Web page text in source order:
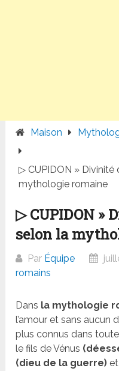
Maison
▷ CUPIDON » Divinité
mythologie romaine
▷ CUPIDON »
selon la
Par Équipe
romains
Dans la mythologie
l’amour et sans aucun
plus connus dans
le fils de Vénus
(dieu de la guerre)